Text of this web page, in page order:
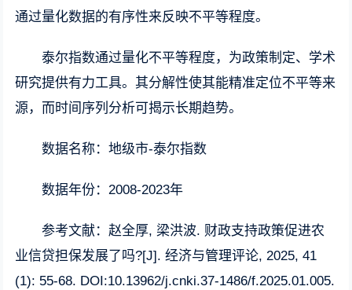
通过量化数据的有序性来反映不平等程度。
泰尔指数通过量化不平等程度，为政策制定、学术
研究提供有力工具。其分解性使其能精准定位不平等来
源，而时间序列分析可揭示长期趋势。
数据名称：地级市-泰尔指数
数据年份：2008-2023年
参考文献：赵全厚, 梁洪波. 财政支持政策促进农
业信贷担保发展了吗?[J]. 经济与管理评论, 2025, 41
(1): 55-68. DOI:10.13962/j.cnki.37-1486/f.2025.01.005.